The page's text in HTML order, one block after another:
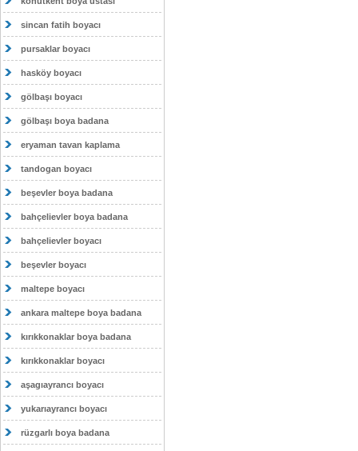
sincan fatih boyacı
pursaklar boyacı
hasköy boyacı
gölbaşı boyacı
gölbaşı boya badana
eryaman tavan kaplama
tandogan boyacı
beşevler boya badana
bahçelievler boya badana
bahçelievler boyacı
beşevler boyacı
maltepe boyacı
ankara maltepe boya badana
kırıkkonaklar boya badana
kırıkkonaklar boyacı
aşagıayrancı boyacı
yukarıayrancı boyacı
rüzgarlı boya badana